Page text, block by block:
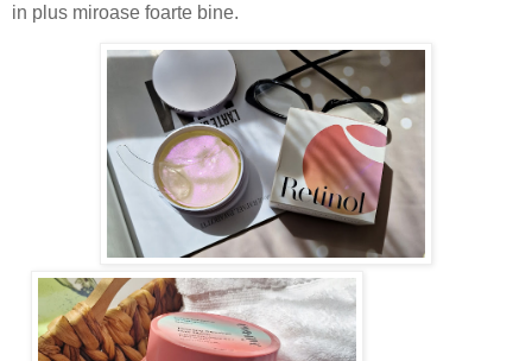
in plus miroase foarte bine.